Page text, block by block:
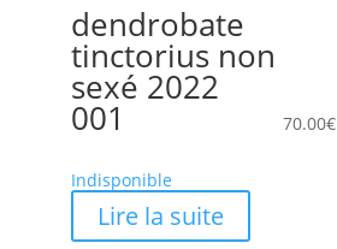
dendrobate
tinctorius non
sexé 2022
001 70.00€
Indisponible
Lire la suite